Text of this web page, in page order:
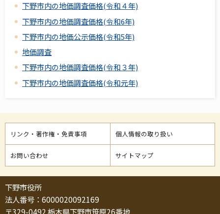
下野市内の地価調査価格(令和４年)
下野市内の地価調査価格(令和6年)
下野市内の地価公示価格(令和5年)
地価調査
下野市内の地価調査価格(令和３年)
下野市内の地価調査価格(令和元年)
リンク・著作権・免責事項 個人情報の取り扱い
お問い合わせ サイトマップ
下野市役所
法人番号：6000020092169
〒329-0492 栃木県下野市笹原26番地